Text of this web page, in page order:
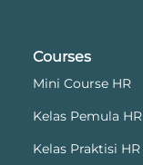
Courses
Mini Course HR
Kelas Pemula HR
Kelas Praktisi HR